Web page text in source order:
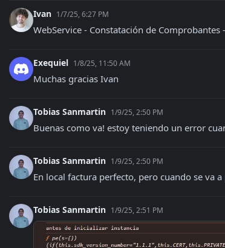
Ivan 1/7/25, 6:27 PM
WebService - Constatación de Comprobantes
Exequiel 1/8/25, 11:50 AM
Muchas gracias Ivan
Tobias Sanmartin 1/9/25, 2:50 PM
Buenas como va! estoy teniendo un error
Tobias Sanmartin 1/9/25, 2:50 PM
En local factura perfecto, pero cuando se va
Tobias Sanmartin 1/9/25, 2:51 PM